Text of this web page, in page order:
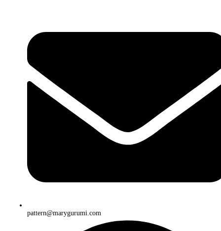
pattern@marygurumi.com